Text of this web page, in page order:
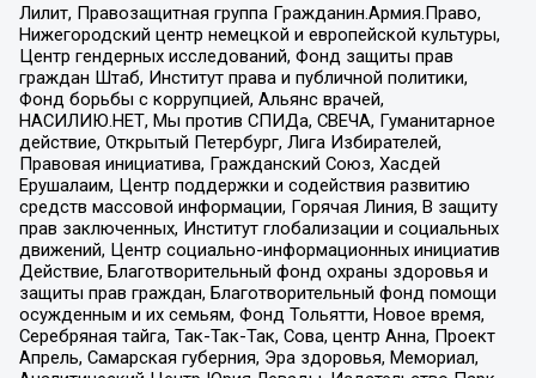
Лилит, Правозащитная группа Гражданин.Армия.Право,
Нижегородский центр немецкой и европейской культуры,
Центр гендерных исследований, Фонд защиты прав
граждан Штаб, Институт права и публичной политики,
Фонд борьбы с коррупцией, Альянс врачей,
НАСИЛИЮ.НЕТ, Мы против СПИДа, СВЕЧА, Гуманитарное
действие, Открытый Петербург, Лига Избирателей,
Правовая инициатива, Гражданский Союз, Хасдей
Ерушалаим, Центр поддержки и содействия развитию
средств массовой информации, Горячая Линия, В защиту
прав заключенных, Институт глобализации и социальных
движений, Центр социально-информационных инициатив
Действие, Благотворительный фонд охраны здоровья и
защиты прав граждан, Благотворительный фонд помощи
осужденным и их семьям, Фонд Тольятти, Новое время,
Серебряная тайга, Так-Так-Так, Сова, центр Анна, Проект
Апрель, Самарская губерния, Эра здоровья, Мемориал,